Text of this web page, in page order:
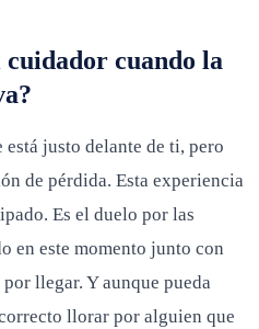
cuidador cuando la
justo delante de ti, pero
de pérdida. Esta experiencia
Es el duelo por las
en este momento junto con
llegar. Y aunque pueda
llorar por alguien que